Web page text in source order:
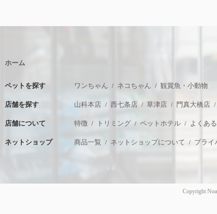
ホーム
ペットを探す ワンちゃん ネコちゃん 観賞魚・小動物
店舗を探す 山科本店 西七条店 草津店 門真大橋店
店舗について 特徴 トリミング ペットホテル よくあ
ネットショップ 商品一覧 ネットショップについて プライ
Copyright